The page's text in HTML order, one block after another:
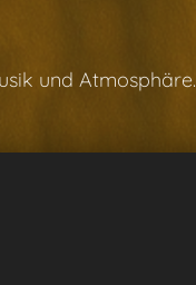
und Atmosphäre.